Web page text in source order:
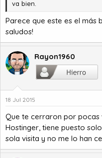
va bien.
Parece que este es el más
saludos!
Rayon1960
18 Jul 2015
Que te cerraron por pocas
Hostinger, tiene puesto
sola visita y no me lo han